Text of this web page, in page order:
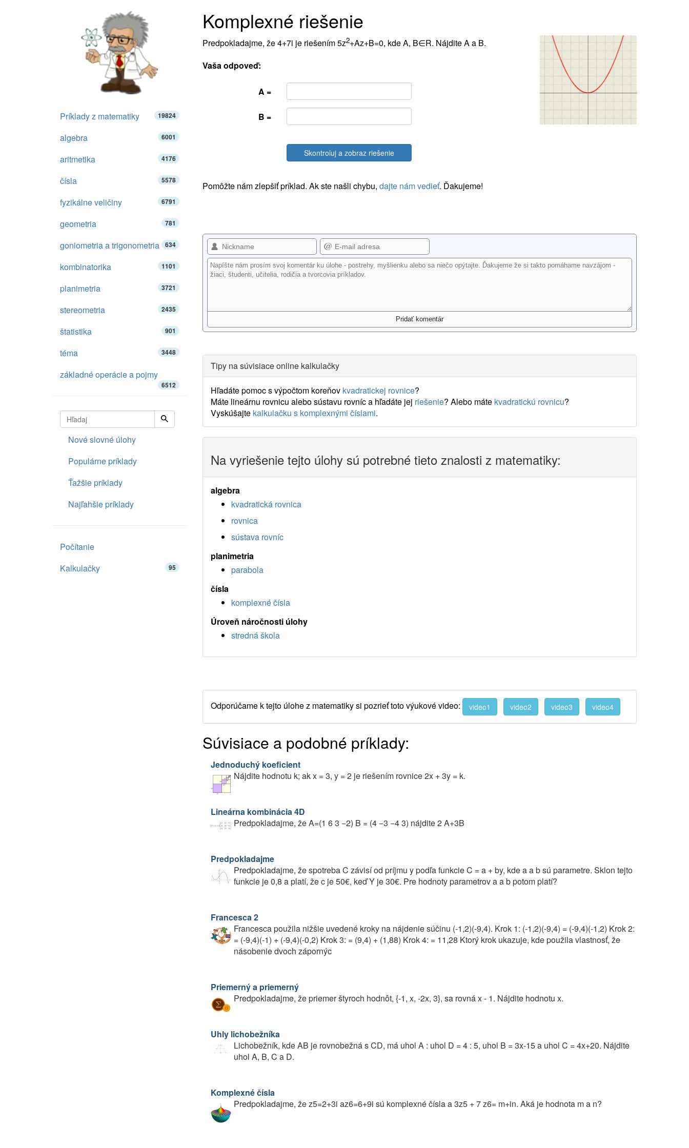
Komplexné riešenie
Predpokladajme, že 4+7i je riešením 5z2+Az+B=0, kde A, B∈R. Nájdite A a B.
Vaša odpoveď:
A =
B =
Skontroluj a zobraz riešenie
Pomôžte nám zlepšiť príklad. Ak ste našli chybu, dajte nám vedieť. Ďakujeme!
Tipy na súvisiace online kalkulačky
Hľadáte pomoc s výpočtom koreňov kvadratickej rovnice?
Máte lineárnu rovnicu alebo sústavu rovníc a hľadáte jej riešenie? Alebo máte kvadratickú rovnicu?
Vyskúšajte kalkulačku s komplexnými číslami.
Na vyriešenie tejto úlohy sú potrebné tieto znalosti z matematiky:
algebra
kvadratická rovnica
rovnica
sústava rovníc
planimetria
parabola
čísla
komplexné čísla
Úroveň náročnosti úlohy
stredná škola
Odporúčame k tejto úlohe z matematiky si pozrieť toto výukové video: video1 video2 video3 video4
Súvisiace a podobné príklady:
Jednoduchý koeficient
Nájdite hodnotu k; ak x = 3, y = 2 je riešením rovnice 2x + 3y = k.
Lineárna kombinácia 4D
Predpokladajme, že A=(1 6 3 −2) B = (4 −3 −4 3) nájdite 2 A+3B
Predpokladajme
Predpokladajme, že spotreba C závisí od príjmu y podľa funkcie C = a + by, kde a a b sú parametre. Sklon tejto
funkcie je 0,8 a platí, že c je 50€, keď Y je 30€. Pre hodnoty parametrov a a b potom platí?
Francesca 2
Francesca použila nižšie uvedené kroky na nájdenie súčinu (-1,2)(-9,4). Krok 1: (-1,2)(-9,4) = (-9,4)(-1,2) Krok 2:
= (-9,4)(-1) + (-9,4)(-0,2) Krok 3: = (9,4) + (1,88) Krok 4: = 11,28 Ktorý krok ukazuje, kde použila vlastnosť, že
násobenie dvoch zápornýc
Priemerný a priemerný
Predpokladajme, že priemer štyroch hodnôt, {-1, x, -2x, 3}, sa rovná x - 1. Nájdite hodnotu x.
Uhly lichobežníka
Lichobežník, kde AB je rovnobežná s CD, má uhol A : uhol D = 4 : 5, uhol B = 3x-15 a uhol C = 4x+20. Nájdite
uhol A, B, C a D.
Komplexné čísla
Predpokladajme, že z5=2+3i az6=6+9i sú komplexné čísla a 3z5 + 7 z6= m+in. Aká je hodnota m a n?
Príklady z matematiky 19824
algebra 6001
aritmetika 4176
čísla 5578
fyzikálne veličiny 6791
geometria 781
goniometria a trigonometria 634
kombinatorika 1101
planimetria 3721
stereometria 2435
štatistika 901
téma 3448
základné operácie a pojmy
6512
Nové slovné úlohy
Populárne príklady
Ťažšie príklady
Najľahšie príklady
Počítanie
Kalkulačky
95